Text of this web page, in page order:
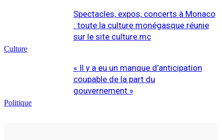
Culture
Spectacles, expos, concerts à Monaco
: toute la culture monégasque réunie
sur le site culture.mc
Politique
« Il y a eu un manque d’anticipation
coupable de la part du
gouvernement »